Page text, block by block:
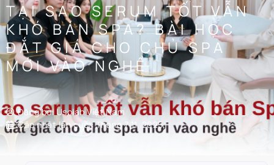
TẠI SAO SERUM TỐT VẪN
KHÓ BÁN SPA? BÀI HỌC
ĐẮT GIÁ CHO CHỦ SPA
MỚI VÀO NGHỀ
Đăng bởi Usolab Việt Nam
Cập nhật lần cuối:Tháng 7 11, 2025